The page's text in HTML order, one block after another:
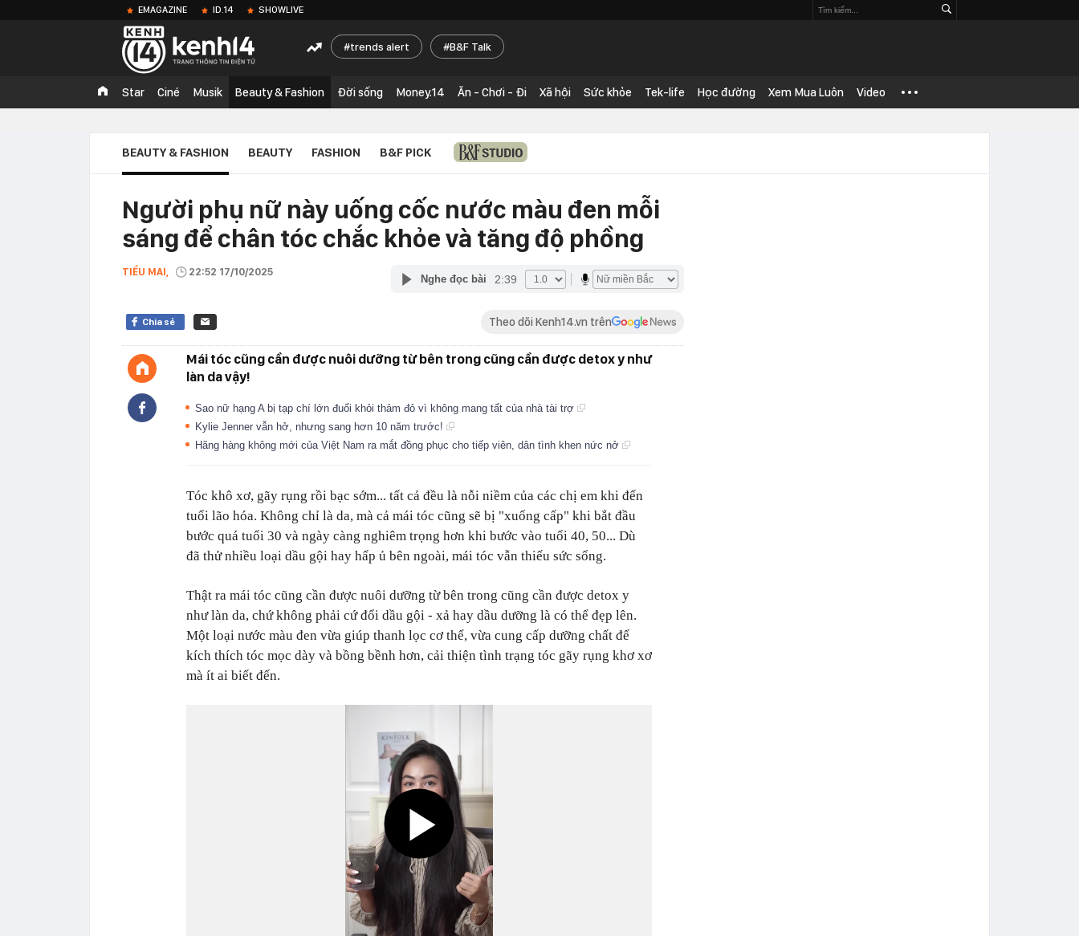
EMAGAZINE ID.14 SHOWLIVE
trends alert B&F Talk
Star Ciné Musik Beauty & Fashion Đời sống Money.14 Ăn - Chơi - Đi Xã hội Sức khỏe Tek-life Học đường Xem Mua Luôn Video
BEAUTY & FASHION BEAUTY FASHION B&F PICK
Người phụ nữ này uống cốc nước màu đen mỗi
sáng để chân tóc chắc khỏe và tăng độ phồng
TIỂU MAI, 22:52 17/10/2025
Nghe đọc bài 2:39
Chia sẻ Theo dõi Kenh14.vn trên
Mái tóc cũng cần được nuôi dưỡng từ bên trong cũng cần được detox y như
làn da vậy!
Sao nữ hạng A bị tạp chí lớn đuổi khỏi thảm đỏ vì không mang tất của nhà tài trợ
Kylie Jenner vẫn hở, nhưng sang hơn 10 năm trước!
Hãng hàng không mới của Việt Nam ra mắt đồng phục cho tiếp viên, dân tình khen nức nở
Tóc khô xơ, gãy rụng rồi bạc sớm... tất cả đều là nỗi niềm của các chị em khi đến
tuổi lão hóa. Không chỉ là da, mà cả mái tóc cũng sẽ bị "xuống cấp" khi bắt đầu
bước quá tuổi 30 và ngày càng nghiêm trọng hơn khi bước vào tuổi 40, 50... Dù
đã thử nhiều loại dầu gội hay hấp ủ bên ngoài, mái tóc vẫn thiếu sức sống.
Thật ra mái tóc cũng cần được nuôi dưỡng từ bên trong cũng cần được detox y
như làn da, chứ không phải cứ đổi dầu gội - xả hay dầu dưỡng là có thể đẹp lên.
Một loại nước màu đen vừa giúp thanh lọc cơ thể, vừa cung cấp dưỡng chất để
kích thích tóc mọc dày và bồng bềnh hơn, cải thiện tình trạng tóc gãy rụng khơ xơ
mà ít ai biết đến.